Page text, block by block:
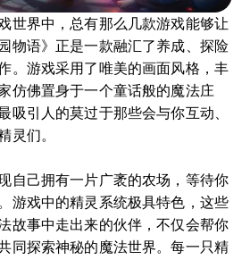
世界中，总有那么几款游戏能够让
物语》正是一款融汇了养成、探险
。游戏采用了唯美的画面风格，丰
仿佛置身于一个童话般的魔法庄
吸引人的莫过于那些会与你互动、
灵们。
自己拥有一片广袤的农场，等待你
游戏中的精灵系统极具特色，这些
故事中走出来的伙伴，不仅会帮你
同探索神秘的魔法世界。每一只精